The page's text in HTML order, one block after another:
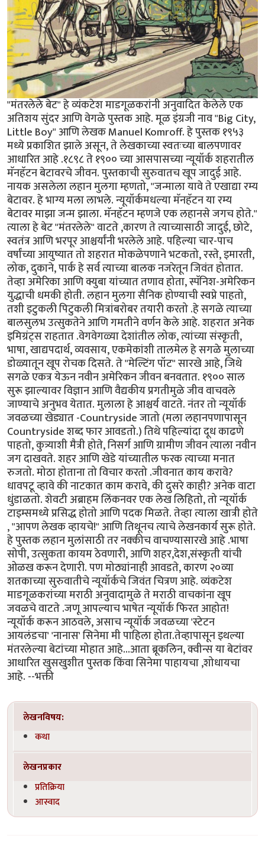
"मंतरलेले बेट" हे व्यंकटेश माडगूळकरांनी अनुवादित केलेले एक
अतिशय सुंदर आणि वेगळे पुस्तक आहे. मूळ इंग्रजी नाव "Big City,
Little Boy" आणि लेखक Manuel Komroff. हे पुस्तक १९५३
मध्ये प्रकाशित झाले असून, ते लेखकाच्या स्वतःच्या बालपणावर
आधारित आहे .१८९८ ते १९०० च्या आसपासच्या न्यूयॉर्क शहरातील
मॅनहॅटन बेटावरचे जीवन. पुस्तकाची सुरुवातच खूप जादुई आहे.
नायक असलेला लहान मुलगा म्हणतो, "जन्माला यावे ते एखाद्या रम्य
बेटावर. हे भाग्य मला लाभले. न्यूयॉर्कमधल्या मॅनहॅटन या रम्य
बेटावर माझा जन्म झाला. मॅनहॅटन म्हणजे एक लहानसे जगच होते."
त्याला हे बेट "मंतरलेले" वाटते ,कारण ते त्याच्यासाठी जादुई, छोटे,
स्वतंत्र आणि भरपूर आश्चर्यांनी भरलेले आहे. पहिल्या चार-पाच
वर्षांच्या आयुष्यात तो शहरात मोकळेपणाने भटकतो, रस्ते, इमारती,
लोक, दुकाने, पार्क हे सर्व त्याच्या बालक नजरेतून जिवंत होतात.
तेव्हा अमेरिका आणि क्युबा यांच्यात तणाव होता, स्पॅनिश-अमेरिकन
युद्धाची धमकी होती. लहान मुलगा सैनिक होण्याची स्वप्ने पाहतो,
तशी इटुकली पिटुकली मित्रांबरोबर तयारी करतो .हे सगळे त्याच्या
बालसुलभ उत्सुकतेने आणि गमतीने वर्णन केले आहे. शहरात अनेक
इमिग्रंट्स राहतात .वेगवेगळ्या देशांतील लोक, त्यांच्या संस्कृती,
भाषा, खाद्यपदार्थ, व्यवसाय, एकमेकांशी तालमेल हे सगळे मुलाच्या
डोळ्यातून खूप रोचक दिसते. ते "मेल्टिंग पॉट" सारखे आहे, जिथे
सगळे एकत्र येऊन नवीन अमेरिकन जीवन बनवतात. १९०० साल
सुरू झाल्यावर विज्ञान आणि वैद्यकीय प्रगतीमुळे जीव वाचवले
जाण्याचे अनुभव येतात. मुलाला हे आश्चर्य वाटते. नंतर तो न्यूयॉर्क
जवळच्या खेड्यात -Countryside जातो (मला लहानपणापासून
Countryside शब्द फार आवडतो.) तिथे पहिल्यांदा दूध काढणे
पाहतो, कुत्र्याशी मैत्री होते, निसर्ग आणि ग्रामीण जीवन त्याला नवीन
जग दाखवते. शहर आणि खेडे यांच्यातील फरक त्याच्या मनात
रुजतो. मोठा होताना तो विचार करतो .जीवनात काय करावे?
धावपटू व्हावे की नाटकात काम करावे, की दुसरे काही? अनेक वाटा
धुंडाळतो. शेवटी अब्राहम लिंकनवर एक लेख लिहितो, तो न्यूयॉर्क
टाइम्समध्ये प्रसिद्ध होतो आणि पदक मिळते. तेव्हा त्याला खात्री होते
, "आपण लेखक व्हायचे!" आणि तिथूनच त्याचे लेखनकार्य सुरू होते.
हे पुस्तक लहान मुलांसाठी तर नक्कीच वाचण्यासारखे आहे .भाषा
सोपी, उत्सुकता कायम ठेवणारी, आणि शहर,देश,संस्कृती यांची
ओळख करून देणारी. पण मोठ्यांनाही आवडते, कारण २०व्या
शतकाच्या सुरुवातीचे न्यूयॉर्कचे जिवंत चित्रण आहे. व्यंकटेश
माडगूळकरांच्या मराठी अनुवादामुळे ते मराठी वाचकांना खूप
जवळचे वाटते .जणू आपल्याच भाषेत न्यूयॉर्क फिरत आहोत!
न्यूयॉर्क करून आठवले, असाच न्यूयॉर्क जवळच्या 'स्टेटन
आयलंडचा' 'नानास' सिनेमा मी पाहिला होता.तेव्हापासून इथल्या
मंतरलेल्या बेटांच्या मोहात आहे...आता ब्रूकलिन, क्वीन्स या बेटांवर
आधारित खुसखुशीत पुस्तक किंवा सिनेमा पाहायचा ,शोधायचा
आहे. --भक्ती
लेखनविषय:
कथा
लेखनप्रकार
प्रतिक्रिया
आस्वाद